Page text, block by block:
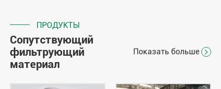
ПРОДУКТЫ
Сопутствующий
фильтрующий
материал
Показать больше 